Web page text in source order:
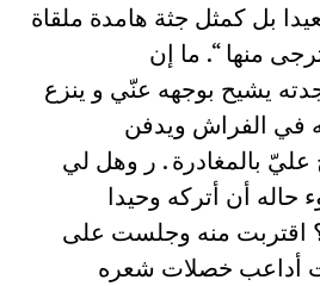
بل كمثل جثة هامدة ملقاة
ترجى منها “. ما إن
يشيح بوجهه عنّي و ينزع
في الفراش ويدفن
عليّ بالمغادرة . ر وهل لي
أن أتركه وحيدا
؟ اقتربت منه وجلست على
أداعب خصلات شعره